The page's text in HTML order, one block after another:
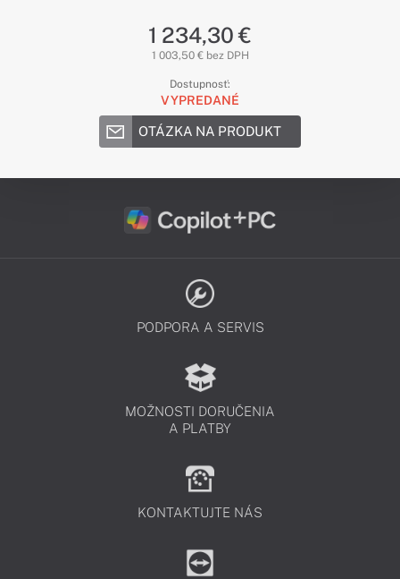
1 234,30 €
1 003,50 € bez DPH
Dostupnosť:
VYPREDANÉ
OTÁZKA NA PRODUKT
PODPORA A SERVIS
MOŽNOSTI DORUČENIA
A PLATBY
KONTAKTUJTE NÁS